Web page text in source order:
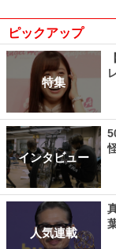
ピックアップ
特集
インタビュー
人気連載